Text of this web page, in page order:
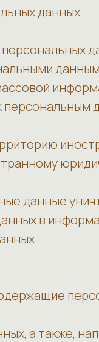
данных
персональным
данные
в
а также,